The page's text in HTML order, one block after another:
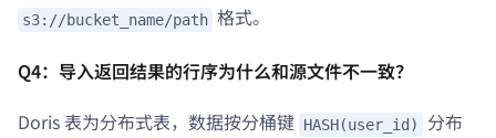
s3://bucket_name/path 格式。
Q4：导入返回结果的行序为什么和源文件不一致？
Doris 表为分布式表，数据按分桶键 HASH(user_id)
分布